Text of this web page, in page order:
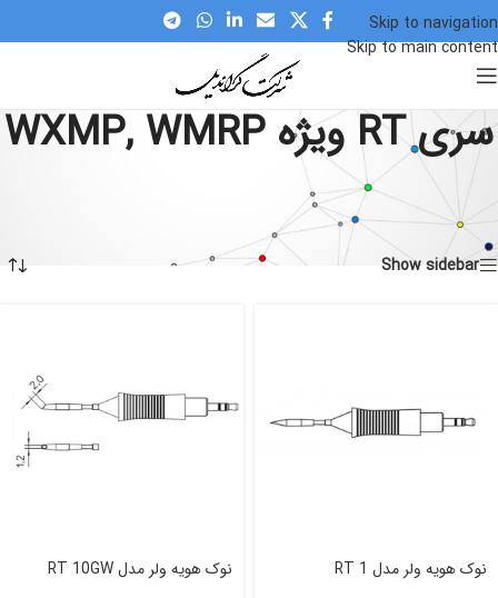
Skip to navigation
Skip to main content
سری RT ویژه WXMP, WMRP
Home محصولات » تجهیزات لحیم کاری
ویژه WXMP, WMRP
نمایش همه 12 نتیجه
Show sidebar
نوک هویه ولر مدل RT 1 نوک هویه ولر مدل RT 10GW